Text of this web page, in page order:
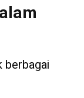
berbagai